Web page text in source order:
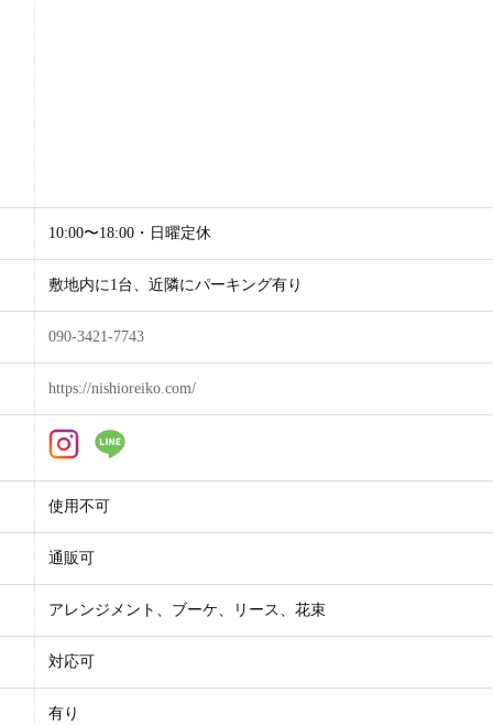
10:00〜18:00・日曜定休
敷地内に1台、近隣にパーキング有り
090-3421-7743
https://nishioreiko.com/
使用不可
通販可
アレンジメント、ブーケ、リース、花束
対応可
有り